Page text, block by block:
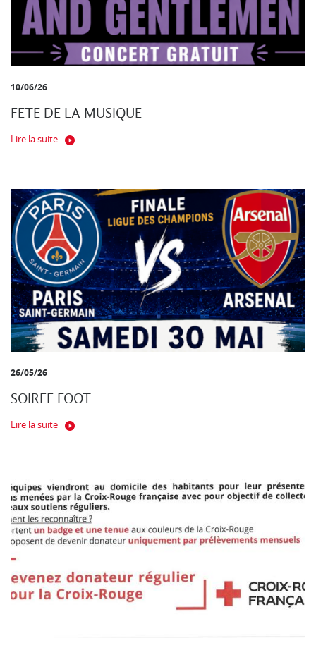
10/06/26
FETE DE LA MUSIQUE
Lire la suite
26/05/26
SOIREE FOOT
Lire la suite